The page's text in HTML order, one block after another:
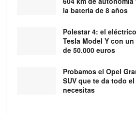
la batería de 8 años
Polestar 4: el
Tesla Model Y con
de 50.000 euros
Probamos el Opel
SUV que te da todo
necesitas